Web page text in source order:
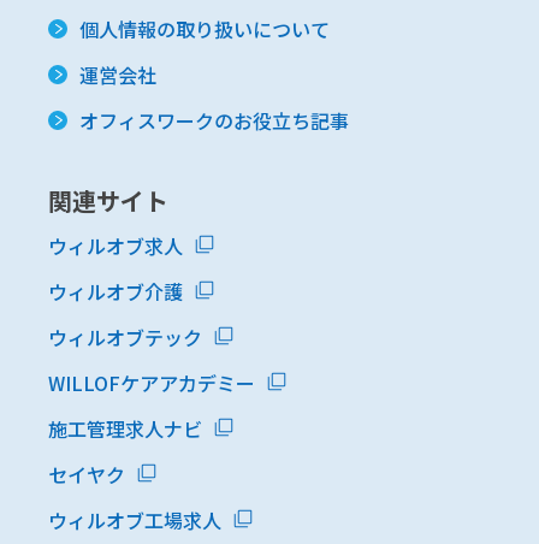
個人情報の取り扱いについて
運営会社
オフィスワークのお役立ち記事
関連サイト
ウィルオブ求人
ウィルオブ介護
ウィルオブテック
WILLOFケアアカデミー
施工管理求人ナビ
セイヤク
ウィルオブ工場求人